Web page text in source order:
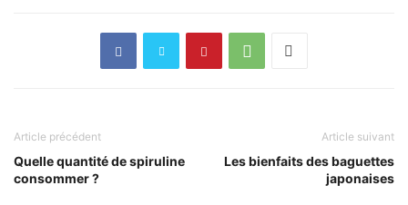
Article précédent
Quelle quantité de spiruline
consommer ?
Article suivant
Les bienfaits des baguettes
japonaises